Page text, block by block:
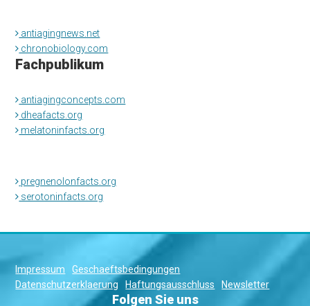
antiagingnews.net
chronobiology.com
Fachpublikum
antiagingconcepts.com
dheafacts.org
melatoninfacts.org
pregnenolonfacts.org
serotoninfacts.org
Impressum
Geschaeftsbedingungen
Datenschutzerklaerung
Haftungsausschluss Newsletter
Folgen Sie uns